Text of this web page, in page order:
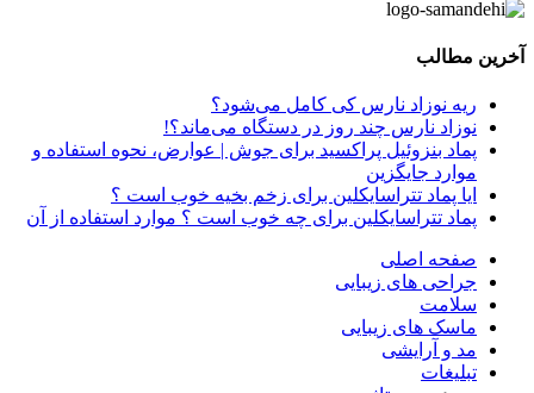
آخرین مطالب
ریه نوزاد نارس کی کامل می‌شود؟
نوزاد نارس چند روز در دستگاه می‌ماند؟!
پماد بنزوئیل پراکسید برای جوش | عوارض، نحوه استفاده و
موارد جایگزین
ایا پماد تتراسایکلین برای زخم بخیه خوب است ؟
پماد تتراسایکلین برای چه خوب است ؟ موارد استفاده از آن
صفحه اصلی
جراحی های زیبایی
سلامت
ماسک های زیبایی
مد و آرایشی
تبلیغات